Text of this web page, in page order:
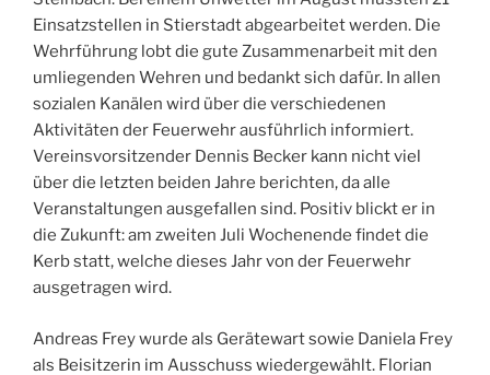
Einsatzstellen in Stierstadt abgearbeitet werden. Die
Wehrführung lobt die gute Zusammenarbeit mit den
umliegenden Wehren und bedankt sich dafür. In allen
sozialen Kanälen wird über die verschiedenen
Aktivitäten der Feuerwehr ausführlich informiert.
Vereinsvorsitzender Dennis Becker kann nicht viel
über die letzten beiden Jahre berichten, da alle
Veranstaltungen ausgefallen sind. Positiv blickt er in
die Zukunft: am zweiten Juli Wochenende findet die
Kerb statt, welche dieses Jahr von der Feuerwehr
ausgetragen wird.
Andreas Frey wurde als Gerätewart sowie Daniela Frey
als Beisitzerin im Ausschuss wiedergewählt. Florian